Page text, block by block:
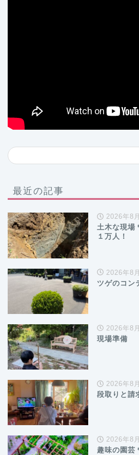
最近の記事
2026年8
土木な現場
１万人！
2026年8
ツゲのコン
2026年8
現場準備
2026年8
段取りと請
2026年8
趣味の園芸